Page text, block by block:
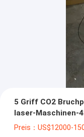
5 Griff CO2
laser-Maschinen-
Preis：US$12000-